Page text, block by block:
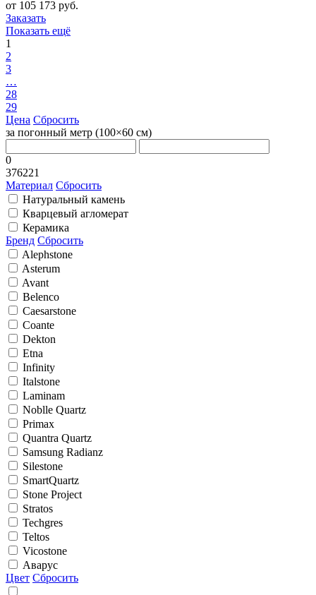
от 105 173 руб.
Заказать
Показать ещё
1
2
3
…
28
29
Цена Сбросить
за погонный метр (100×60 cм)
0
376221
Материал Сбросить
Натуральный камень
Кварцевый агломерат
Керамика
Бренд Сбросить
Alephstone
Asterum
Avant
Belenco
Caesarstone
Coante
Dekton
Etna
Infinity
Italstone
Laminam
Noblle Quartz
Primax
Quantra Quartz
Samsung Radianz
Silestone
SmartQuartz
Stone Project
Stratos
Techgres
Teltos
Vicostone
Аварус
Цвет Сбросить